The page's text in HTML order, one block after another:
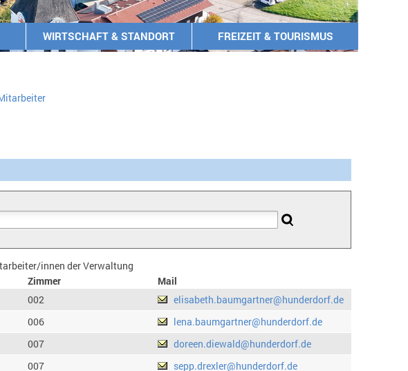
WIRTSCHAFT & STANDORT FREIZEIT & TOURISMUS
innen der Verwaltung
Zimmer
Mail
002
elisabeth.baumgartner@hunderdorf.de
006
lena.baumgartner@hunderdorf.de
007
doreen.diewald@hunderdorf.de
007
sepp.drexler@hunderdorf.de